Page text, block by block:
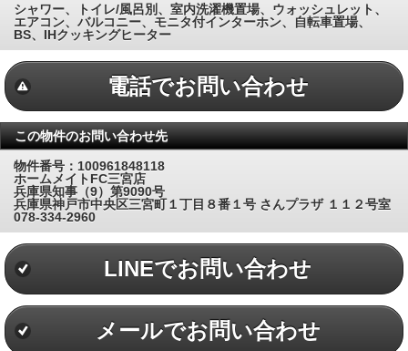
シャワー、トイレ/風呂別、室内洗濯機置場、ウォッシュレット、
エアコン、バルコニー、モニタ付インターホン、自転車置場、
BS、IHクッキングヒーター
電話でお問い合わせ
この物件のお問い合わせ先
物件番号：100961848118
ホームメイトFC三宮店
兵庫県知事（9）第9090号
兵庫県神戸市中央区三宮町１丁目８番１号 さんプラザ １１２号室
078-334-2960
LINEでお問い合わせ
メールでお問い合わせ